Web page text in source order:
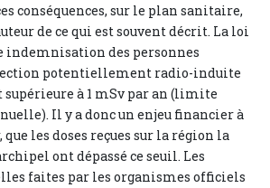
conséquences, sur le plan sanitaire,
de ce qui est souvent décrit. La loi
indemnisation des personnes
potentiellement radio-induite
supérieure à 1 mSv par an (limite
Il y a donc un enjeu financier à
les doses reçues sur la région la
ont dépassé ce seuil. Les
faites par les organismes officiels